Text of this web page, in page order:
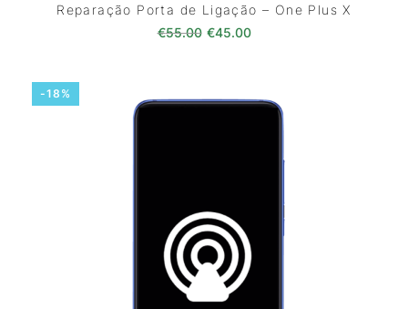
Reparação Porta de Ligação – One Plus X
€55.00 O preço original era: €55.00.
€45.00O preço atual é:
-18%